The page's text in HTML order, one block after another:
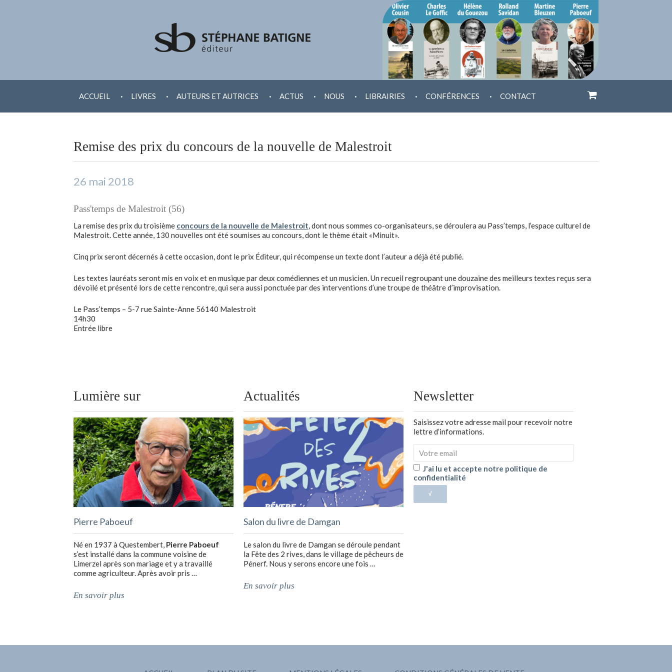
AU
ACCUEIL . LIVRES . AUTEURS ET AUTRICES . ACTUS . NOUS . LIBRAIRIES . CONFÉRENCES . CONTACT
Remise des prix du concours de la nouvelle de Malestroit
26 mai 2018
Pass'temps de Malestroit (56)
La remise des prix du troisième concours de la nouvelle de Malestroit, dont nous sommes co-organisateurs, se déroulera au Pass’temps, l’espace culturel de
Malestroit. Cette année, 130 nouvelles ont été soumises au concours, dont le thème était «Minuit».
Cinq prix seront décernés à cette occasion, dont le prix Éditeur, qui récompense un texte dont l’auteur a déjà été publié.
Les textes lauréats seront mis en voix et en musique par deux comédiennes et un musicien. Un recueil regroupant une douzaine des meilleurs textes reçus sera
dévoilé et présenté lors de cette rencontre, qui sera aussi ponctuée par des interventions d’une troupe de théâtre d’improvisation.
Le Pass’temps – 5-7 rue Sainte-Anne 56140 Malestroit
14h30
Entrée libre
Lumière sur
Pierre Paboeuf
Né en 1937 à Questembert, Pierre Paboeuf
s’est installé dans la commune voisine de
Limerzel après son mariage et y a travaillé
comme agriculteur. Après avoir pris …
En savoir plus
Actualités
Salon du livre de Damgan
Le salon du livre de Damgan se déroule pendant
la Fête des 2 rives, dans le village de pêcheurs de
Pénerf. Nous y serons encore une fois …
En savoir plus
Newsletter
Saisissez votre adresse mail pour recevoir notre
lettre d’informations.
J'ai lu et accepte notre politique de
confidentialité
√